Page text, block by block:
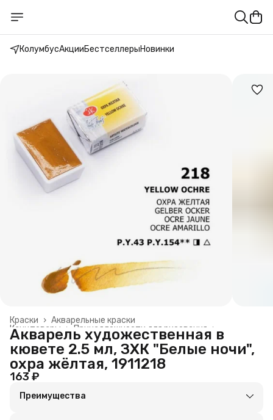
КолумбусАкцииБестселлерыНовинки
Акварельные краски
Краски ›
Принадлежности для рисования ›
Канцтовары ›
Главная
›
Акварель художественная в
кювете 2.5 мл, ЗХК "Белые ночи",
охра жёлтая, 1911218
163 ₽
Преимущества